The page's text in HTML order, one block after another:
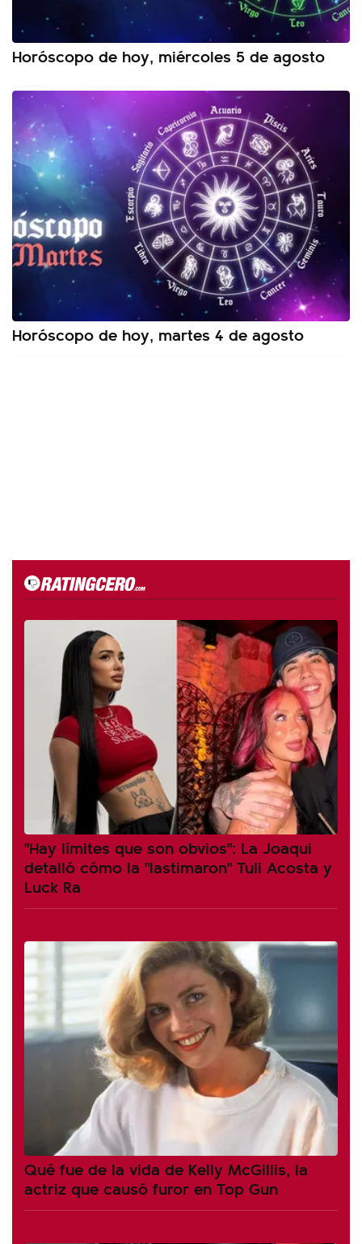
Horóscopo de hoy, miércoles 5 de agosto
Horóscopo de hoy, martes 4 de agosto
"Hay límites que son obvios": La Joaqui
detalló cómo la "lastimaron" Tuli Acosta y
Luck Ra
Qué fue de la vida de Kelly McGillis, la
actriz que causó furor en Top Gun